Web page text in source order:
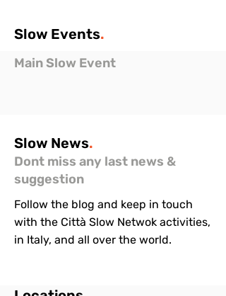
Slow Events.
Main Slow Event
Slow News.
Dont miss any last news &
suggestion
Follow the blog and keep in touch
with the Città Slow Netwok activities,
in Italy, and all over the world.